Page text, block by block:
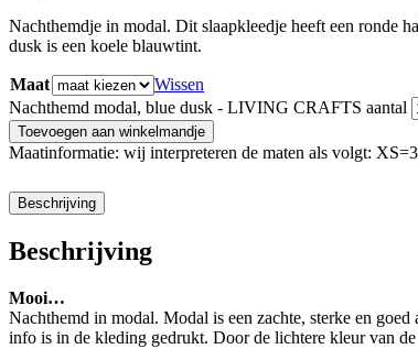
Nachthemdje in modal. Dit slaapkleedje heeft een ronde
dusk is een koele blauwtint.
Maat
Wissen
Nachthemd modal, blue dusk - LIVING CRAFTS aantal
Toevoegen aan winkelmandje
Maatinformatie: wij interpreteren de maten als volgt:
Beschrijving
Beschrijving
Mooi…
Nachthemd in modal. Modal is een zachte, sterke en
info is in de kleding gedrukt. Door de lichtere kleur van